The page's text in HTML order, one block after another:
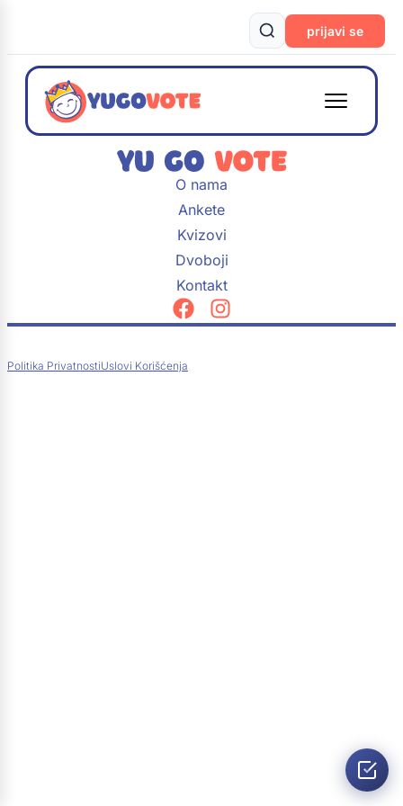
prijavi se
O nama
Ankete
Kvizovi
Dvoboji
Kontakt
Politika PrivatnostiUslovi Korišćenja